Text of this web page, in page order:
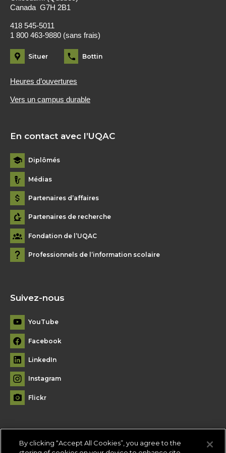
Canada G7H 2B1
418 545-5011
1 800 463-9880 (sans frais)
Situer Bottin
Heures d’ouvertures
Vers un campus durable
En contact avec l’UQAC
Diplômés
Médias
Partenaires d’affaires
Partenaires de recherche
Fondation de l’UQAC
Professionnels de l’information scolaire
Suivez-nous
YouTube
Facebook
LinkedIn
Instagram
Flickr
By clicking “Accept All Cookies”, you agree to the